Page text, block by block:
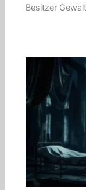
Besitzer